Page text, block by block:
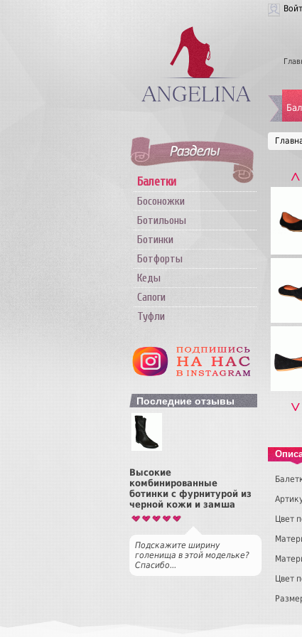
Балетки
Босоножки
Ботильоны
Ботинки
Ботфорты
Кеды
Сапоги
Туфли
Последние отзывы
Высокие
комбинированные
ботинки с фурнитурой из
черной кожи и замша
Подскажите ширину
голенища в этой модельке?
Спасибо...
˄
˅
Цвет
Цвет